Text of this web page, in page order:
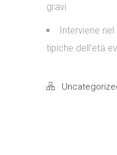
gravi
Interviene
tipiche dell’età